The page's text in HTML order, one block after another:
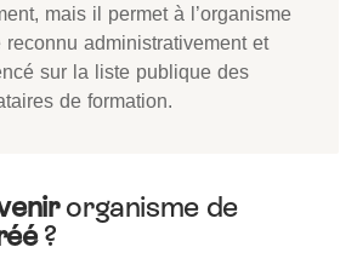
mais il permet à l’organisme
reconnu administrativement et
sur la liste publique des
de formation.
organisme de
?